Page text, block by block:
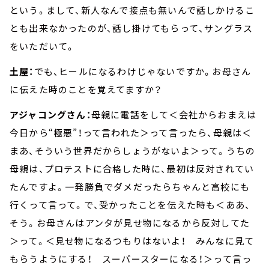
という。まして、新人なんで接点も無いんで話しかけるこ
とも出来なかったのが、話し掛けてもらって、サングラス
をいただいて。
土屋： でも、ヒールになるわけじゃないですか。お母さん
に伝えた時のことを覚えてますか？
アジャコングさん：母親に電話をして＜会社からおまえは
今日から“極悪”！って言われた＞って言ったら、母親は＜
まあ、そういう世界だからしょうがないよ＞って。うちの
母親は、プロテストに合格した時に、最初は反対されてい
たんですよ。一発勝負でダメだったらちゃんと高校にも
行くって言って。で、受かったことを伝えた時も＜ああ、
そう。お母さんはアンタが見せ物になるから反対してた
＞って。＜見せ物になるつもりはないよ！ みんなに見て
もらうようにする！ スーパースターになる！＞って言っ